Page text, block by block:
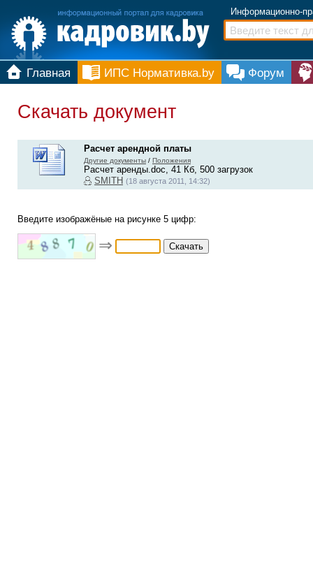
Информационно-
Главная ИПС Нормативка.by Форум
Скачать документ
Расчет арендной платы
Другие документы / Положения
Расчет аренды.doc, 41 Кб, 500 загрузок
SMITH (18 августа 2011, 14:32)
Введите изображёные на рисунке 5 цифр:
⇒